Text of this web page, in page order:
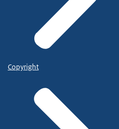
Copyright